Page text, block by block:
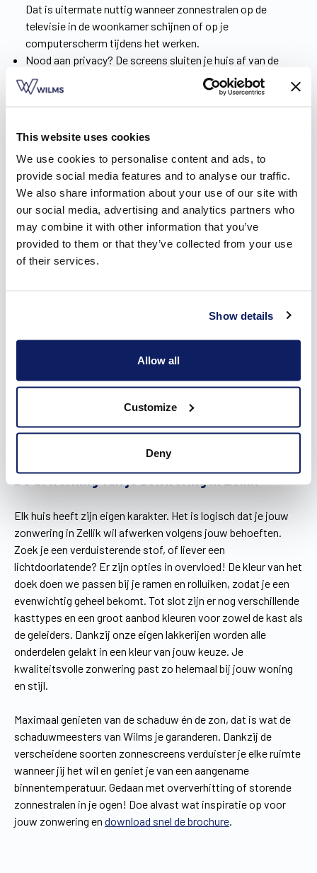
This website uses cookies
We use cookies to personalise content and ads, to
provide social media features and to analyse our traffic.
We also share information about your use of our site with
our social media, advertising and analytics partners who
may combine it with other information that you’ve
provided to them or that they’ve collected from your use
of their services.
Show details
Allow all
Customize
Deny
Dat is uitermate nuttig wanneer zonnestralen op de
televisie in de woonkamer schijnen of op je
computerscherm tijdens het werken.
Nood aan privacy? De screens sluiten je huis af van de
buitenwereld met slechts een druk op de knop.
Al onze zonnescreens zijn elektronisch aangedreven. Een
zender of app.
Over vervelende beestjes maak je je trouwens geen zorgen,
want al onze screens zijn insectenwerend.
In deinformatiebrochurekom je alles te weten over onze
screens. Download ‘m nu!
De afwerking van je zonwering in Zellik
Elk huis heeft zijn eigen karakter. Het is logisch dat je jouw
zonwering in Zellik wil afwerken volgens jouw behoeften.
Zoek je een verduisterende stof, of liever een
lichtdoorlatende? Er zijn opties in overvloed! De kleur van het
doek doen we passen bij je ramen en rolluiken, zodat je een
evenwichtig geheel bekomt. Tot slot zijn er nog verschillende
kasttypes en een groot aanbod kleuren voor zowel de kast als
de geleiders. Dankzij onze eigen lakkerijen worden alle
onderdelen gelakt in een kleur van jouw keuze. Je
kwaliteitsvolle zonwering past zo helemaal bij jouw woning
en stijl.
Maximaal genieten van de schaduw én de zon, dat is wat de
schaduwmeesters van Wilms je garanderen. Dankzij de
verscheidene soorten zonnescreens verduister je elke ruimte
wanneer jij het wil en geniet je van een aangename
binnentemperatuur. Gedaan met oververhitting of storende
zonnestralen in je ogen! Doe alvast wat inspiratie op voor
jouw zonwering en download snel de brochure.